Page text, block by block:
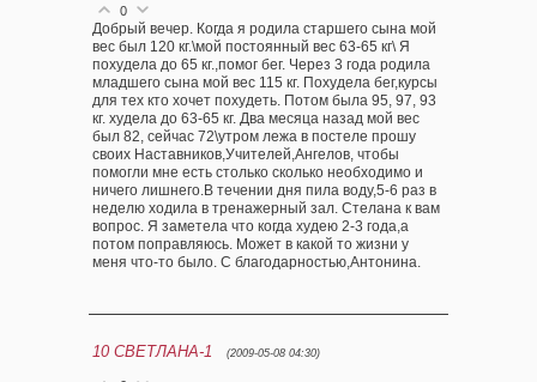
0
Добрый вечер. Когда я родила старшего сына мой
вес был 120 кг.\мой постоянный вес 63-65 кг\ Я
похудела до 65 кг.,помог бег. Через 3 года родила
младшего сына мой вес 115 кг. Похудела бег,курсы
для тех кто хочет похудеть. Потом была 95, 97, 93
кг. худела до 63-65 кг. Два месяца назад мой вес
был 82, сейчас 72\утром лежа в постеле прошу
своих Наставников,Учителей,Ангелов, чтобы
помогли мне есть столько сколько необходимо и
ничего лишнего.В течении дня пила воду,5-6 раз в
неделю ходила в тренажерный зал. Стелана к вам
вопрос. Я заметела что когда худею 2-3 года,а
потом поправляюсь. Может в какой то жизни у
меня что-то было. С благодарностью,Антонина.
10 СВЕТЛАНА-1 (2009-05-08 04:30)